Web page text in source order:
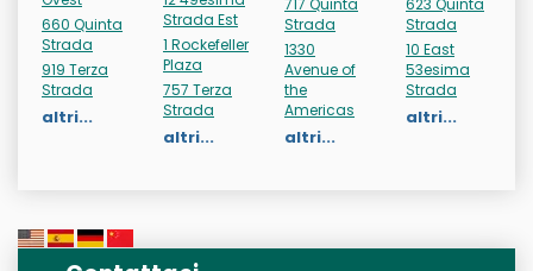
660 Quinta
Strada
919 Terza
Strada
altri...
Strada Est
1 Rockefeller
Plaza
757 Terza
Strada
altri...
717 Quinta
Strada
1330
Avenue of
the
Americas
altri...
623 Quinta
Strada
10 East
53esima
Strada
altri...